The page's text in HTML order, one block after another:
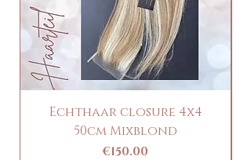
bietet es eine beeindruckende Haltbarkeit
und lässt sich mühelos stylen. Das
peruanische Echthaar ist in verschiedenen
Längen und Farben erhältlich, und seine
intakte Cuticula sorgt für ein
authentisches, gesundes Aussehen.
Verleihen Sie Ihren Extensions mit
peruanischem Echthaar einen luxuriösen
und natürlichen Look.
Echthaar closure 4x4
50cm Mixblond
Price
€150.00